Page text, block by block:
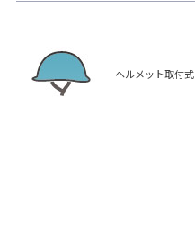
ヘルメット取付式